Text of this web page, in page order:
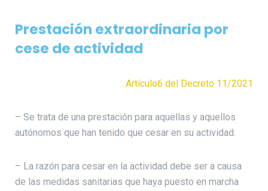
Prestación extraordinaria por
cese de actividad
Artículo6 del Decreto 11/2021
– Se trata de una prestación para aquellas y aquellos
autónomos que han tenido que cesar en su actividad.
– La razón para cesar en la actividad debe ser a causa
de las medidas sanitarias que haya puesto en marcha